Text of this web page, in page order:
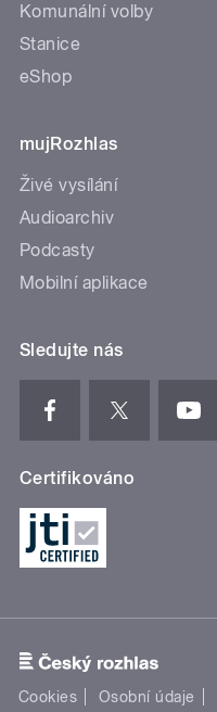
Komunální volby
Stanice
eShop
mujRozhlas
Živé vysílání
Audioarchiv
Podcasty
Mobilní aplikace
Sledujte nás
Certifikováno
Cookies Osobní údaje